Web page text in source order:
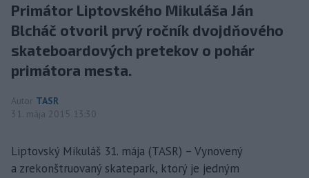
Primátor Liptovského Mikuláša Ján
Blcháč otvoril prvý ročník dvojdňového
skateboardových pretekov o pohár
primátora mesta.
Autor TASR
31. mája 2015 13:30
Liptovský Mikuláš 31. mája (TASR) – Vynovený
a zrekonštruovaný skatepark, ktorý je jedným